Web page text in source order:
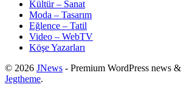
Kültür – Sanat
Moda – Tasarım
Eğlence – Tatil
Video – WebTV
Köşe Yazarları
© 2026 JNews - Premium WordPress news
Jegtheme.